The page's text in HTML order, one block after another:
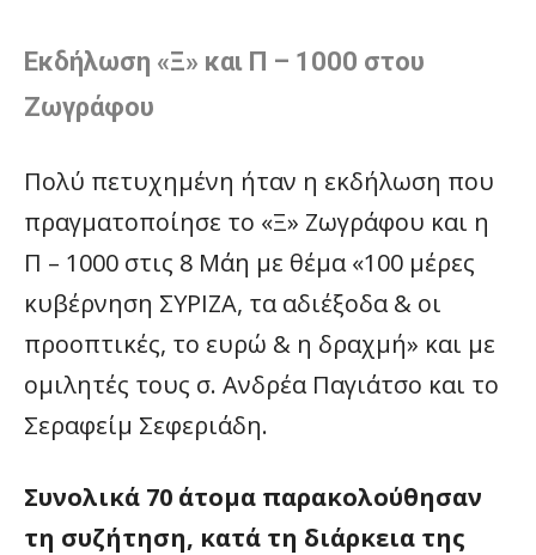
Εκδήλωση «Ξ» και Π – 1000 στου
Ζωγράφου
Πολύ πετυχημένη ήταν η εκδήλωση που
πραγματοποίησε το «Ξ» Ζωγράφου και η
Π – 1000 στις 8 Μάη με θέμα «100 μέρες
κυβέρνηση ΣΥΡΙΖΑ, τα αδιέξοδα & οι
προοπτικές, το ευρώ & η δραχμή» και με
ομιλητές τους σ. Ανδρέα Παγιάτσο και το
Σεραφείμ Σεφεριάδη.
Συνολικά 70 άτομα παρακολούθησαν
τη συζήτηση, κατά τη διάρκεια της